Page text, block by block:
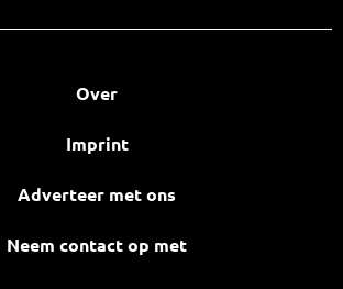
Over
Imprint
Adverteer met ons
Neem contact op met